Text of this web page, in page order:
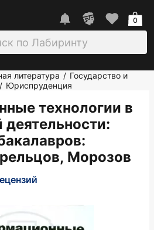
0
литература / Государство и
/ Юриспруденция
технологии в
:
Морозов